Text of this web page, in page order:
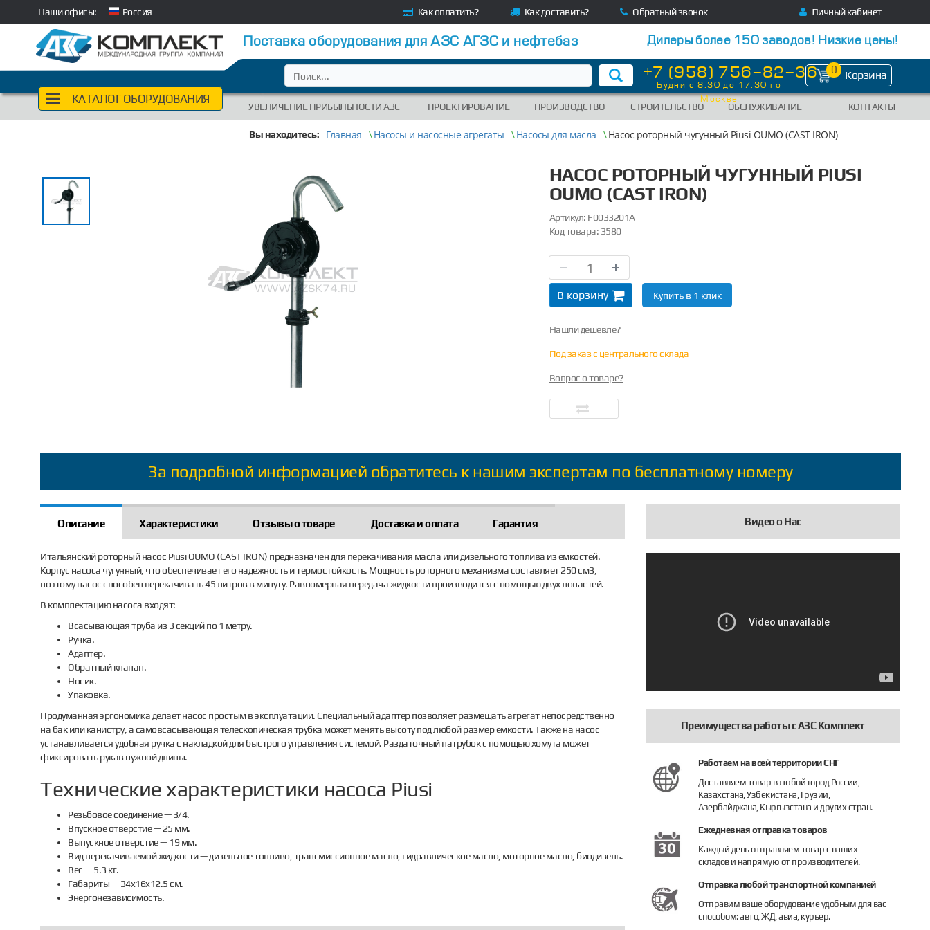
Наши офисы: Россия Как оплатить? Как доставить? Обратный звонок Личный кабинет
Поставка оборудования для АЗС АГЗС и нефтебаз Дилеры более 150 заводов! Низкие цены!
КАТАЛОГ ОБОРУДОВАНИЯ
+7 (958) 756-82-36
Будни с 8:30 до 17:30 по
Москве
0 Корзина
УВЕЛИЧЕНИЕ ПРИБЫЛЬНОСТИ АЗС ПРОЕКТИРОВАНИЕ ПРОИЗВОДСТВО СТРОИТЕЛЬСТВО ОБСЛУЖИВАНИЕ КОНТАКТЫ
Вы находитесь: Главная \Насосы и насосные агрегаты \Насосы для масла \Насос роторный чугунный Piusi OUMO (CAST IRON)
НАСОС РОТОРНЫЙ ЧУГУННЫЙ PIUSI
OUMO (CAST IRON)
Артикул: F0033201A
Код товара: 3580
В корзину Купить в 1 клик
Нашли дешевле?
Под заказ с центрального склада
Вопрос о товаре?
За подробной информацией обратитесь к нашим экспертам по бесплатному номеру
Описание Характеристики Отзывы о товаре Доставка и оплата Гарантия
Итальянский роторный насос Piusi OUMO (CAST IRON) предназначен для перекачивания масла или дизельного топлива из емкостей.
Корпус насоса чугунный, что обеспечивает его надежность и термостойкость. Мощность роторного механизма составляет 250 см3,
поэтому насос способен перекачивать 45 литров в минуту. Равномерная передача жидкости производится с помощью двух лопастей.
В комплектацию насоса входят:
Всасывающая труба из 3 секций по 1 метру.
Ручка.
Адаптер.
Обратный клапан.
Носик.
Упаковка.
Продуманная эргономика делает насос простым в эксплуатации. Специальный адаптер позволяет размещать агрегат непосредственно
на бак или канистру, а самовсасывающая телескопическая трубка может менять высоту под любой размер емкости. Также на насос
устанавливается удобная ручка с накладкой для быстрого управления системой. Раздаточный патрубок с помощью хомута может
фиксировать рукав нужной длины.
Технические характеристики насоса Piusi
Резьбовое соединение — 3/4.
Впускное отверстие — 25 мм.
Выпускное отверстие — 19 мм.
Вид перекачиваемой жидкости — дизельное топливо, трансмиссионное масло, гидравлическое масло, моторное масло, биодизель.
Вес — 5.3 кг.
Габариты — 34x16x12.5 см.
Энергонезависимость.
Видео о Нас
Преимущества работы с АЗС Комплект
Работаем на всей территории СНГ
Доставляем товар в любой город России,
Казахстана, Узбекистана, Грузии,
Азербайджана, Кыргызстана и других стран.
Ежедневная отправка товаров
Каждый день отправляем товар с наших
складов и напрямую от производителей.
Отправка любой транспортной компанией
Отправим ваше оборудование удобным для вас
способом: авто, ЖД, авиа, курьер.